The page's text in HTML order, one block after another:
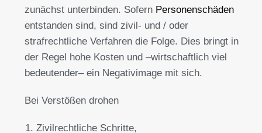
zunächst unterbinden. Sofern Personenschäden
entstanden sind, sind zivil- und / oder
strafrechtliche Verfahren die Folge. Dies bringt in
der Regel hohe Kosten und –wirtschaftlich viel
bedeutender– ein Negativimage mit sich.
Bei Verstößen drohen
Zivilrechtliche Schritte,